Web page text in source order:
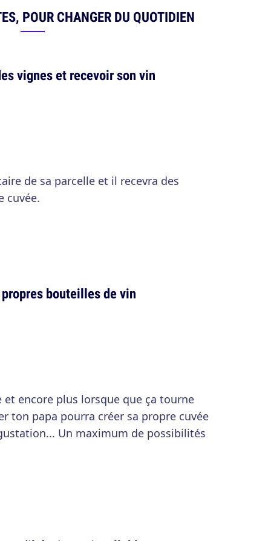
POUR CHANGER DU QUOTIDIEN
vignes et recevoir son vin
de sa parcelle et il recevra des
cuvée.
bouteilles de vin
et encore plus lorsque que ça tourne
ton papa pourra créer sa propre cuvée
Un maximum de possibilités